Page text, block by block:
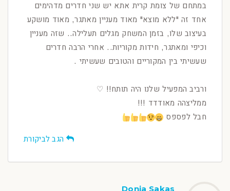
במתחם של צומת קרית אתא יש שני חדרים מדהימים
אחד זה "ללא מוצא" מאוד מעניין מאתגר, מאוד מושקע
בעיצוב שלו, בזמן המשחק מגלים תעלילה.. שזה מעניין
וכיפי ומאתגר, חידות מקוריות.. אחרי הרבה חדרים
שעשיתי בין המקוריים והטובים שעשיתי .
ורביב המפעיל שלנו היה תותח!! ♡
ממליצהה מאודדד !!!
חבל לפספס
הגב לביקורת
Donia Sakas